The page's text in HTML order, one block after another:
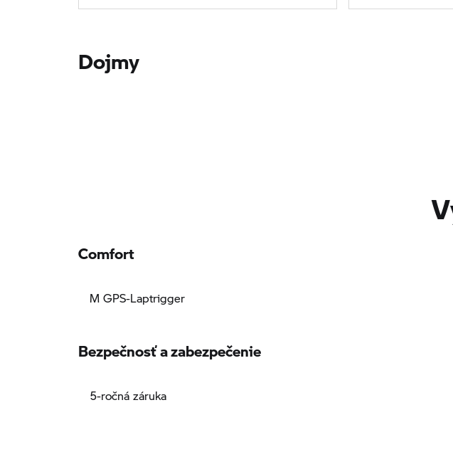
Dojmy
Comfort
M GPS-Laptrigger
Bezpečnosť a zabezpečenie
5-ročná záruka